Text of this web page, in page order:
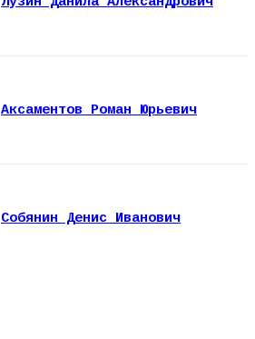
Аксаментов Роман Юрьевич
Собянин Денис Иванович